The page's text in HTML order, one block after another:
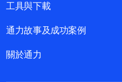
工具與下載
通力故事及成功案例
關於通力